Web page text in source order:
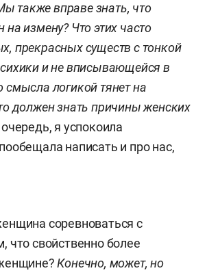
также вправе знать, что
на измену? Что этих часто
прекрасных существ с тонкой
и не вписывающейся в
смысла логикой тянет на
должен знать причины женских
я успокоила
написать и про нас,
соревноваться с
что свойственно более
Конечно, может, но